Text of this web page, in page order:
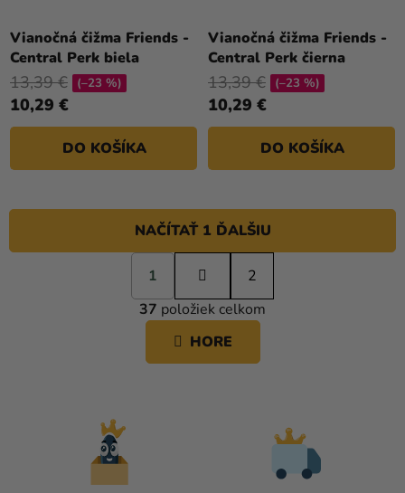
Vianočná čižma Friends -
Central Perk biela
10,29 €
13,39 € (–23 %)
DO KOŠÍKA
Vianočná čižma Friends -
Central Perk čierna
10,29 €
13,39 € (–23 %)
DO KOŠÍKA
O
V
L
Á
NAČÍTAŤ 1 ĎALŠIU
S
t
r
á
k
o
1
2
37 položiek celkom
HORE